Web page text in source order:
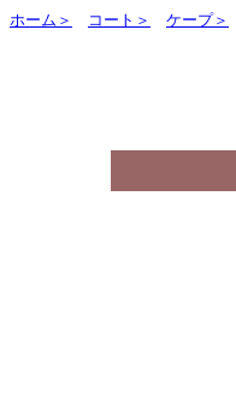
ホーム＞ コート＞ ケープ＞